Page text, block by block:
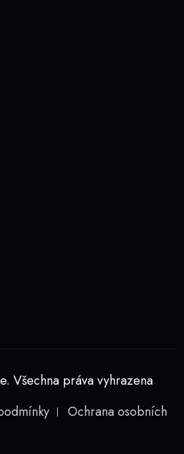
Všechna práva vyhrazena
Ochrana osobních